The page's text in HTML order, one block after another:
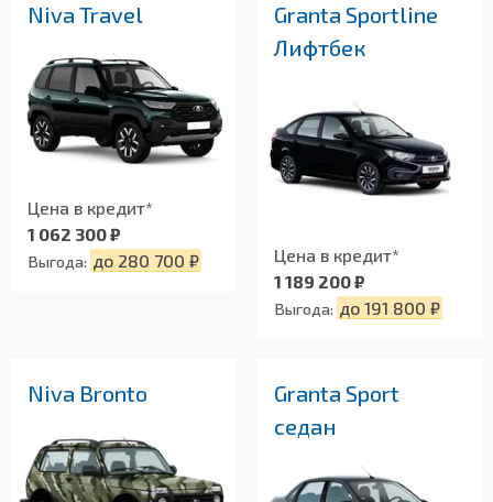
Niva Travel
Цена в кредит*
1 062 300 ₽
Выгода: до 280 700 ₽
Granta Sportline
Лифтбек
Цена в кредит*
1 189 200 ₽
Выгода: до 191 800 ₽
Niva Bronto
Granta Sport
седан